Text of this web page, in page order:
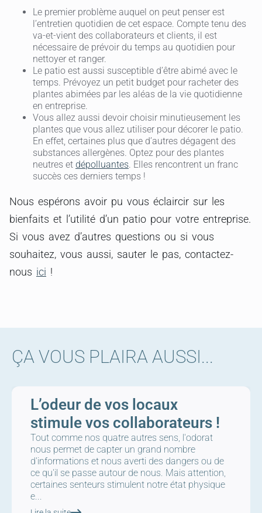
Le premier problème auquel on peut penser est
l’entretien quotidien de cet espace. Compte tenu des
va-et-vient des collaborateurs et clients, il est
nécessaire de prévoir du temps au quotidien pour
nettoyer et ranger.
Le patio est aussi susceptible d’être abimé avec le
temps. Prévoyez un petit budget pour racheter des
plantes abimées par les aléas de la vie quotidienne
en entreprise.
Vous allez aussi devoir choisir minutieusement les
plantes que vous allez utiliser pour décorer le patio.
En effet, certaines plus que d’autres dégagent des
substances allergènes. Optez pour des plantes
neutres et dépolluantes. Elles rencontrent un franc
succès ces derniers temps !
Nous espérons avoir pu vous éclaircir sur les
bienfaits et l’utilité d’un patio pour votre entreprise.
Si vous avez d’autres questions ou si vous
souhaitez, vous aussi, sauter le pas, contactez-
nous ici !
ÇA VOUS PLAIRA AUSSI...
L’odeur de vos locaux
stimule vos collaborateurs !
Tout comme nos quatre autres sens, l'odorat
nous permet de capter un grand nombre
d'informations et nous averti des dangers ou de
ce qu'il se passe autour de nous. Mais attention,
certaines senteurs stimulent notre état physique
e...